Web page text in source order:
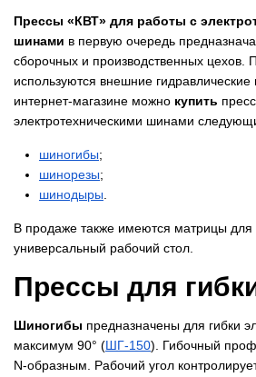
Прессы «КВТ» для работы с
шинами в первую очередь
сборочных и производственных цехов.
используются внешние
интернет-магазине можно купить
электротехническими шинами
​шиногибы;
​шинорезы;
​шинодыры
В продаже также имеются матрицы для
универсальный рабочий стол.
Прессы для
Шиногибы предназначены для гибки
максимум 90° (​ШГ-150). Гибочный
N-образным. Рабочий угол